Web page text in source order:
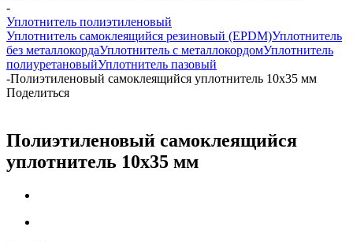
-
Уплотнитель полиэтиленовый
Уплотнитель самоклеящийся резиновый (EPDM)Уплотнитель
без металлокордаУплотнитель с металлокордомУплотнитель
полиуретановыйУплотнитель пазовый
-Полиэтиленовый самоклеящийся уплотнитель 10x35 мм
Поделиться
Полиэтиленовый самоклеящийся
уплотнитель 10x35 мм